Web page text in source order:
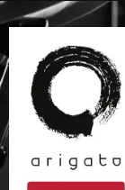
ARIGATO
SPORDIKLUBI